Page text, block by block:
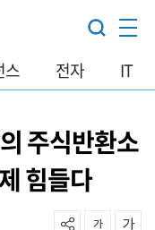
스 전자 IT
주식반환소
힘들다